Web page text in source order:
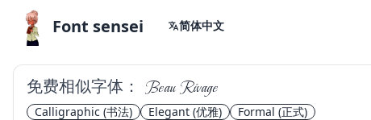
Font sensei 简体中文
免费相似字体： Beau Rivage
Calligraphic (书法) Elegant (优雅) Formal (正式)